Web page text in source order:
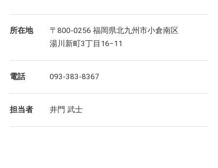
所在地
〒800-0256 福岡県北九州市小倉南区
湯川新町3丁目16−11
電話 093-383-8367
担当者 井門 武士